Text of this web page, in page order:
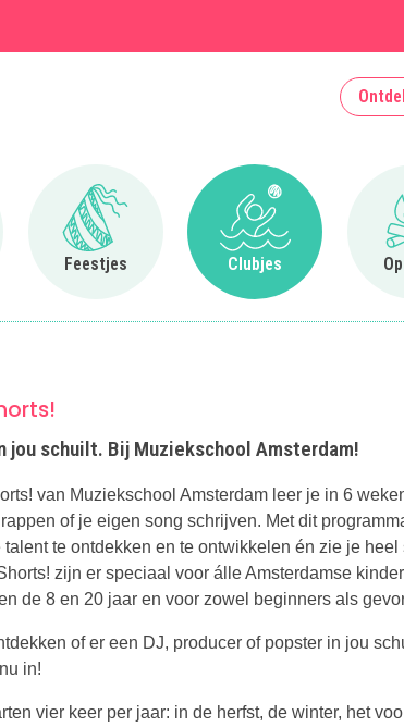
eten
Feestjes
Ga naar Feestjes
Clubjes
Ga naar Clubjes
jou schuilt. Bij Muziekschool Amsterdam!
van Muziekschool Amsterdam leer je in 6
of je eigen song schrijven. Met dit
te ontdekken en te ontwikkelen én zie je heel
zijn er speciaal voor álle Amsterdamse
de 8 en 20 jaar en voor zowel beginners als
of er een DJ, producer of popster in jou
in!
vier keer per jaar: in de herfst, de winter, het